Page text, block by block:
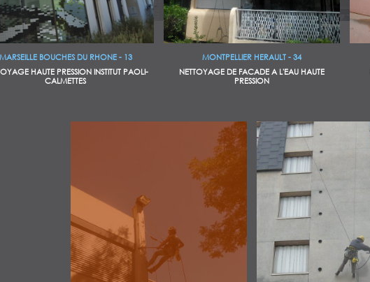
MARSEILLE BOUCHES DU RHONE - 13
HAUTE PRESSION INSTITUT PAOLI-
CALMETTES
MONTPELLIER HERAULT - 34
NETTOYAGE DE FACADE A L'EAU HAUTE
PRESSION